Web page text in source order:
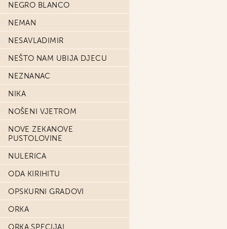
NEGRO BLANCO
NEMAN
NESAVLADIMIR
NEŠTO NAM UBIJA DJECU
NEZNANAC
NIKA
NOŠENI VJETROM
NOVE ZEKANOVE
PUSTOLOVINE
NULERICA
ODA KIRIHITU
OPSKURNI GRADOVI
ORKA
ORKA SPECIJAL